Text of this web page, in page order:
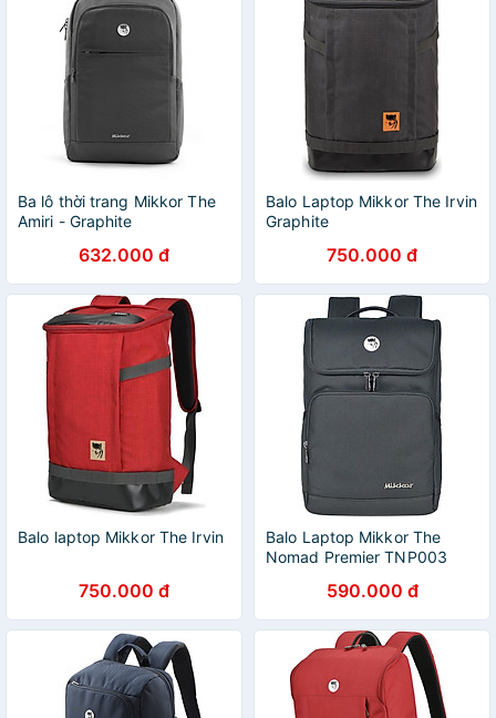
Ba lô thời trang Mikkor The
Amiri - Graphite
632.000 đ
Balo Laptop Mikkor The Irvin
Graphite
750.000 đ
Balo laptop Mikkor The Irvin
750.000 đ
Balo Laptop Mikkor The
Nomad Premier TNP003
590.000 đ